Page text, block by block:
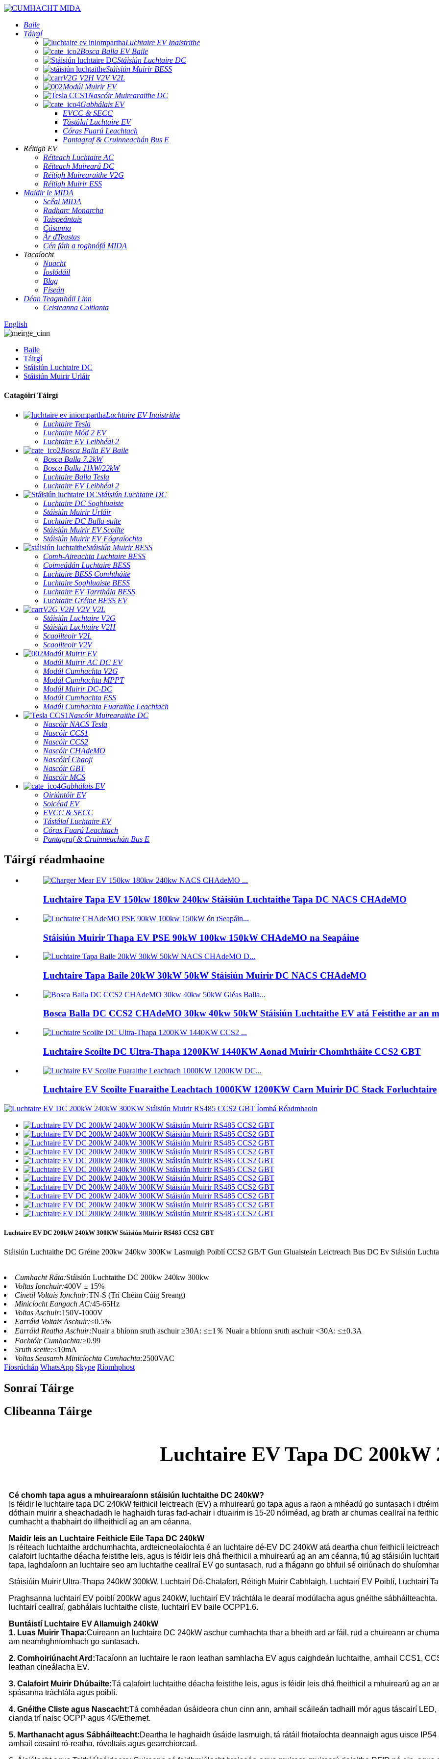
Baile
Táirgí
Luchtaire EV Inaistrithe
Bosca Balla EV Baile
Stáisiún Luchtaire DC
Stáisiún Muirir BESS
V2G V2H V2V V2L
Modúl Muirir EV
Nascóir Muirearaithe DC
Gabhálais EV
EVCC & SECC
Tástálaí Luchtaire EV
Córas Fuarú Leachtach
Pantagraf & Cruinneachán Bus E
Réitigh EV
Réiteach Luchtaire AC
Réiteach Muirearú DC
Réitigh Muirearaithe V2G
Réitigh Muirir ESS
Maidir le MIDA
Scéal MIDA
Radharc Monarcha
Taispeántais
Cásanna
Ár dTeastas
Cén fáth a roghnófá MIDA
Tacaíocht
Nuacht
Íoslódáil
Blag
Físeán
Déan Teagmháil Linn
Ceisteanna Coitianta
English
Baile
Táirgí
Stáisiún Luchtaire DC
Stáisiún Muirir Urláir
Catagóirí Táirgí
Luchtaire EV Inaistrithe
Luchtaire Tesla
Luchtaire Mód 2 EV
Luchtaire EV Leibhéal 2
Bosca Balla EV Baile
Bosca Balla 7.2kW
Bosca Balla 11kW/22kW
Luchtaire Balla Tesla
Luchtaire EV Leibhéal 2
Stáisiún Luchtaire DC
Luchtaire DC Soghluaiste
Stáisiún Muirir Urláir
Luchtaire DC Balla-suite
Stáisiún Muirir EV Scoilte
Stáisiún Muirir EV Fógraíochta
Stáisiún Muirir BESS
Comh-Aireachta Luchtaire BESS
Coimeádán Luchtaire BESS
Luchtaire BESS Comhtháite
Luchtaire Soghluaiste BESS
Luchtaire EV Tarrthála BESS
Luchtaire Gréine BESS EV
V2G V2H V2V V2L
Stáisiún Luchtaire V2G
Stáisiún Luchtaire V2H
Scaoilteoir V2L
Scaoilteoir V2V
Modúl Muirir EV
Modúl Muirir AC DC EV
Modúl Cumhachta V2G
Modúl Cumhachta MPPT
Modúl Muirir DC-DC
Modúl Cumhachta ESS
Modúl Cumhachta Fuaraithe Leachtach
Nascóir Muirearaithe DC
Nascóir NACS Tesla
Nascóir CCS1
Nascóir CCS2
Nascóir CHAdeMO
Nascóirí Chaoji
Nascóir GBT
Nascóir MCS
Gabhálais EV
Oiriúntóir EV
Soicéad EV
EVCC & SECC
Tástálaí Luchtaire EV
Córas Fuarú Leachtach
Pantagraf & Cruinneachán Bus E
Táirgí réadmhaoine
Luchtaire Tapa EV 150kw 180kw 240kw Stáisiún Luchtaithe Tapa DC NACS CHAdeMO
Stáisiún Muirir Thapa EV PSE 90kW 100kw 150kW CHAdeMO na Seapáine
Luchtaire Tapa Baile 20kW 30kW 50kW Stáisiún Muirir DC NACS CHAdeMO
Bosca Balla DC CCS2 CHAdeMO 30kw 40kw 50kW Stáisiún Luchtaithe EV atá Feistithe ar an
Luchtaire Scoilte DC Ultra-Thapa 1200KW 1440KW Aonad Muirir Chomhtháite CCS2 GBT
Luchtaire EV Scoilte Fuaraithe Leachtach 1000KW 1200KW Carn Muirir DC Stack Forluchtaire
Luchtaire EV DC 200kW 240kW 300KW Stáisiún Muirir RS485 CCS2 GBT
Stáisiún Luchtaithe DC Gréine 200kw 240kw 300Kw Lasmuigh Poiblí CCS2 GB/T Gun Gluaisteán Leictreach Bus DC Ev Stáisiún
Cumhacht Ráta:Stáisiún Luchtaithe DC 200kw 240kw 300kw
Voltas Ionchuir:400V ± 15%
Cineál Voltais Ionchuir:TN-S (Trí Chéim Cúig Sreang)
Minicíocht Eangach AC:45-65Hz
Voltas Aschuir:150V-1000V
Earráid Voltais Aschuir:≤0.5%
Earráid Reatha Aschuir:Nuair a bhíonn sruth aschuir ≥30A: ≤±1％ Nuair a bhíonn sruth aschuir <30A: ≤±0.3A
Fachtóir Cumhachta:≥0.99
Sruth sceite:≤10mA
Voltas Seasamh Minicíochta Cumhachta:2500VAC
Fiosrúchán WhatsApp Skype Ríomhphost
Sonraí Táirge
Clibeanna Táirge
Luchtaire EV Tapa DC 200kW
Cé chomh tapa agus a mhuirearaíonn stáisiún luchtaithe DC 240kW?
Is féidir le luchtaire tapa DC 240kW feithicil leictreach (EV) a mhuirearú go tapa agus a raon a mhéadú go suntasach i
dóthain muirir a sheachadadh le haghaidh turas fad-achair i dtuairim is 15-20 nóiméad, ag brath ar chumas ceallraí na
cumhacht a thabhairt do ilfheithiclí ag an am céanna.
Maidir leis an Luchtaire Feithicle Eile Tapa DC 240kW
Is réiteach luchtaithe ardchumhachta, ardteicneolaíochta é an luchtaire dé-EV DC 240kW atá deartha chun feithiclí
calafoirt luchtaithe déacha feistithe leis, agus is féidir leis dhá fheithicil a mhuirearú ag an am céanna, fiú ag stáisiúin
tapa, laghdaíonn an luchtaire seo am luchtaithe ceallraí EV go suntasach, rud a fhágann go bhfuil sé oiriúnach do
Stáisiúin Muirir Ultra-Thapa 240kW 300kW, Luchtairí Dé-Chalafort, Réitigh Muirir Cabhlaigh, Luchtairí EV Poiblí, Luchtairí
Praghsanna luchtairí EV poiblí 200kW agus 240kW, luchtairí EV tráchtála le dearaí modúlacha agus gnéithe
luchtairí ceallraí, gabhálais luchtaithe cliste, luchtairí EV baile OCPP1.6.
Buntáistí Luchtaire EV Allamuigh 240kW
1. Luas Muirir Thapa:Cuireann an luchtaire DC 240kW aschur cumhachta thar a bheith ard ar fáil, rud a chuireann ar
am neamhghníomhach go suntasach.
2. Comhoiriúnacht Ard:Tacaíonn an luchtaire le raon leathan samhlacha EV agus caighdeán luchtaithe, amhail CCS1,
leathan cineálacha EV.
3. Calafoirt Muirir Dhúbailte:Tá calafoirt luchtaithe déacha feistithe leis, agus is féidir leis dhá fheithicil a mhuirearú ag an
spásanna tráchtála agus poiblí.
4. Gnéithe Cliste agus Nascacht:Tá comhéadan úsáideora chun cinn ann, amhail scáileán tadhaill mór agus táscairí
cianda trí naisc OCPP agus 4G/Ethernet.
5. Marthanacht agus Sábháilteacht:Deartha le haghaidh úsáide lasmuigh, tá rátáil friotaíochta deannaigh agus uisce
amhail cosaint ró-reatha, róvoltais agus gearrchiorcad.